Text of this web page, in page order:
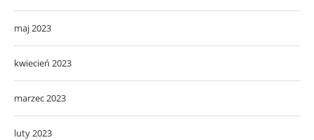
maj 2023
kwiecień 2023
marzec 2023
luty 2023